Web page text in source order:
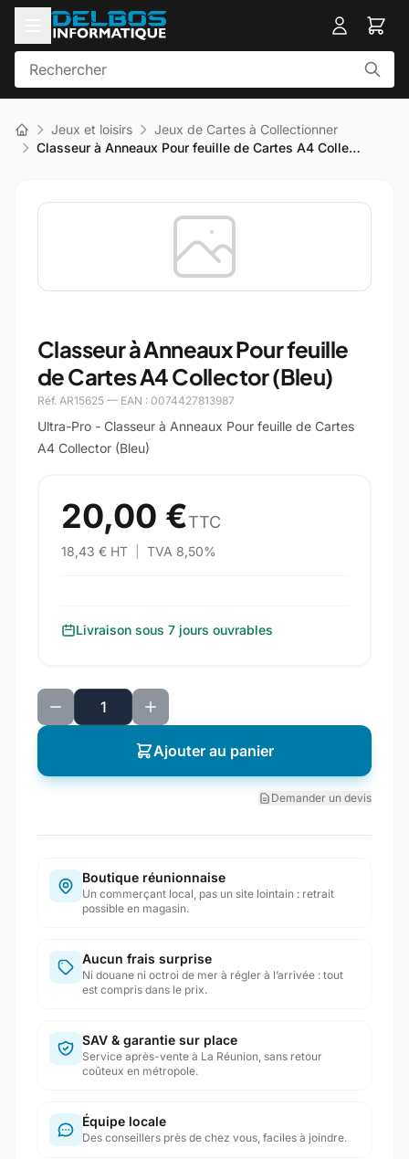
Jeux et loisirs
Jeux de Cartes à Collectionner
Classeur à Anneaux Pour feuille de Cartes A4 Colle…
Classeur à Anneaux Pour feuille
de Cartes A4 Collector (Bleu)
Réf. AR15625 — EAN : 0074427813987
Ultra-Pro - Classeur à Anneaux Pour feuille de Cartes
A4 Collector (Bleu)
20,00 €TTC
18,43 € HT TVA 8,50%
Livraison sous 7 jours ouvrables
Ajouter au panier
Demander un devis
Boutique réunionnaise
Un commerçant local, pas un site lointain : retrait
possible en magasin.
Aucun frais surprise
Ni douane ni octroi de mer à régler à l’arrivée : tout
est compris dans le prix.
SAV & garantie sur place
Service après-vente à La Réunion, sans retour
coûteux en métropole.
Équipe locale
Des conseillers près de chez vous, faciles à joindre.